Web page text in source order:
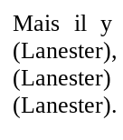
Mais il y
(Lanester).